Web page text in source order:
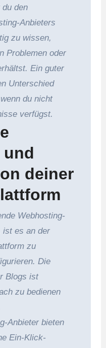
den
Anbieters
zu wissen,
Problemen oder
Ein guter
Unterschied
du nicht
verfügst.
deiner
Webhosting-
ist es an der
zu
Die
Blogs ist
zu bedienen
Anbieter bieten
Ein-Klick-